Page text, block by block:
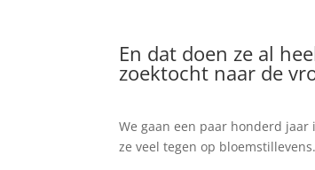
En dat doen ze al
zoektocht naar de
We gaan een paar honderd
ze veel tegen op bloemstillevens.